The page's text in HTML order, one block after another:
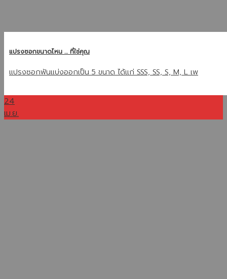
แปรงซอกขนาดไหน … ที่ใช่คุณ
แปรงซอกฟันแบ่งออกเป็น 5 ขนาด ได้แก่ SSS, SS, S, M, L เพ
24
เม.ย.